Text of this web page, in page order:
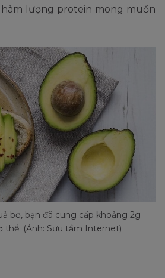
lượng protein mong muốn
bơ, bạn đã cung cấp khoảng 2g
thể. (Ảnh: Sưu tầm Internet)